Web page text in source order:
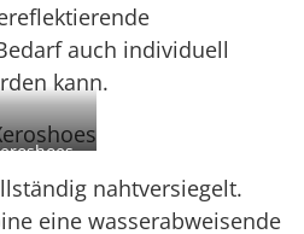
auch individuell
kann.
nahtversiegelt.
eine wasserabweisende